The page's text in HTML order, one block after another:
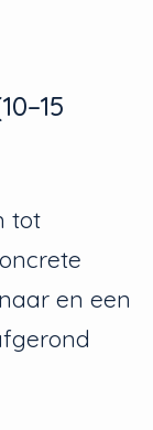
tot
en een